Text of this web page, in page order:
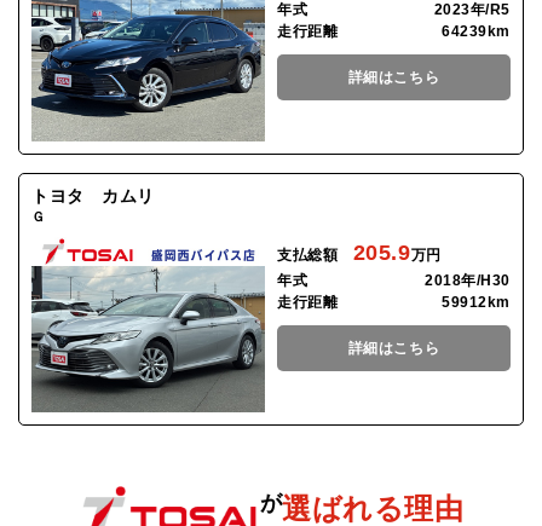
年式
2023年/R5
走行距離
64239km
詳細はこちら
トヨタ カムリ
Ｇ
支払総額 205.9万円
年式
2018年/H30
走行距離
59912km
詳細はこちら
が選ばれる理由